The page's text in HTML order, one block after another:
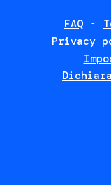
FAQ
Privacy